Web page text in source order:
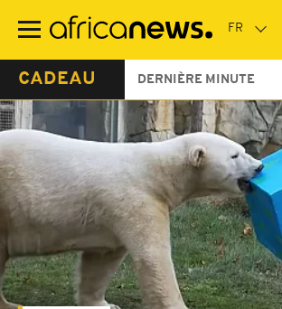
contenu
CADEAU DERNIÈRE MINUTE